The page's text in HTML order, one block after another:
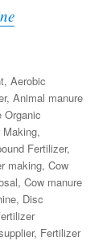
,Aerobic
,Animal manure
Organic
Making,
Fertilizer,
making,Cow
,Cow manure
, Disc
, Fertilizer